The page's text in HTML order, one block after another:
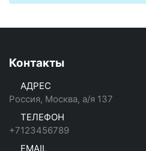
Контакты
АДРЕС
Россия, Москва, а/я 137
ТЕЛЕФОН
+7123456789
EMAIL